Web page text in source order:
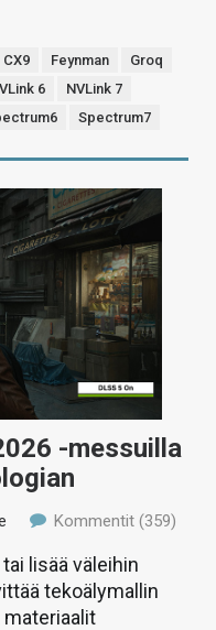
CX9 Feynman
Groq
6
NVLink 7
Spectrum7
-messuilla
Kommentit (359)
lisää väleihin
tekoälymallin